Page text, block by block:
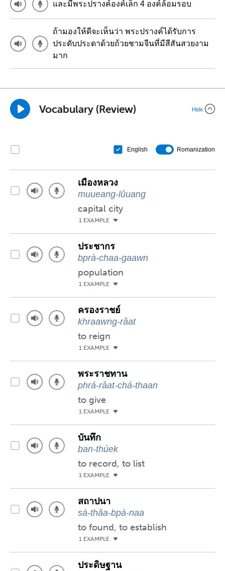
และมีพระปรางค์องค์เล็ก 4 องค์ล้อมรอบ
ถ้ามองให้ดีจะเห็นว่า พระปรางค์ได้รับการ
ประดับประดาด้วยถ้วยชามจีนที่มีสีสันสวยงาม
มาก
Vocabulary (Review) Hide
English Romanization
เมืองหลวง
muueang-lǔuang
capital city
1 EXAMPLE
ประชากร
bprà-chaa-gaawn
population
1 EXAMPLE
ครองราชย์
khraawng-râat
to reign
1 EXAMPLE
พระราชทาน
phrá-râat-chá-thaan
to give
1 EXAMPLE
บันทึก
ban-thúek
to record, to list
1 EXAMPLE
สถาปนา
sà-thǎa-bpà-naa
to found, to establish
1 EXAMPLE
ประดิษฐาน